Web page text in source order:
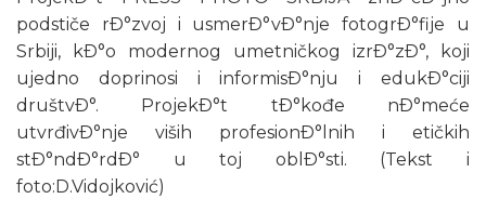
podstiče rÐ°zvoj i usmerÐ°vÐ°nje fotogrÐ°fije u
Srbiji, kÐ°o modernog umetničkog izrÐ°zÐ°, koji
ujedno doprinosi i informisÐ°nju i edukÐ°ciji
društvÐ°. ProjekÐ°t tÐ°kođe nÐ°meće
utvrđivÐ°nje viših profesionÐ°lnih i etičkih
stÐ°ndÐ°rdÐ° u toj oblÐ°sti. (Tekst i
foto:D.Vidojković)